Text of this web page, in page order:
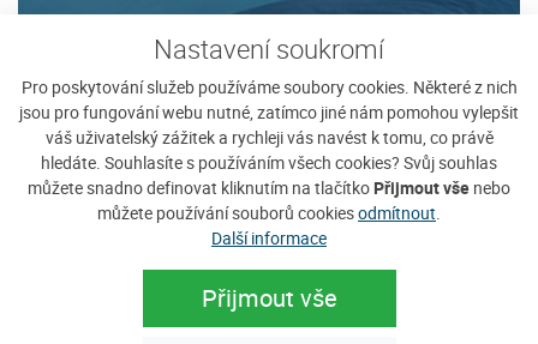
Nastavení soukromí
Pro poskytování služeb používáme soubory cookies. Některé z nich
jsou pro fungování webu nutné, zatímco jiné nám pomohou vylepšit
váš uživatelský zážitek a rychleji vás navést k tomu, co právě
hledáte. Souhlasíte s používáním všech cookies? Svůj souhlas
můžete snadno definovat kliknutím na tlačítko Přijmout vše nebo
můžete používání souborů cookiesodmítnout
Další informace
Přijmout vše
Tip na ubytování